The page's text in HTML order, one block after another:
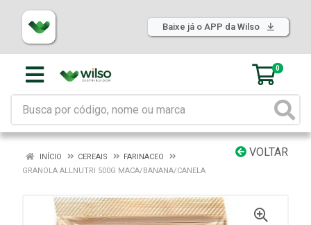
Baixe já o APP da Wilso
0
VOLTAR
INÍCIO CEREAIS
FARINACEO
GRANOLA ALLNUTRI 500G MACA/BANANA/CANELA